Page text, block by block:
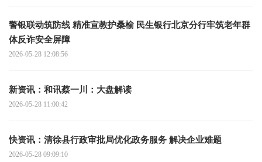
警银联动筑防线 精准宣教护桑榆 民生银行北京分行牢筑老年群
体反诈安全屏障
2026-05-28 12:08:56
新资讯：和讯蔡一川：大盘解读
2026-05-28 11:00:42
快资讯：清徐县行政审批局优化政务服务 解决企业难题
2026-05-28 09:09:10